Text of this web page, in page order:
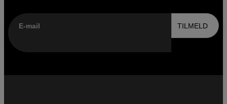
E-mail TILMELD